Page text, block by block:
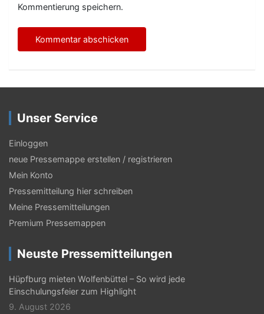
Kommentierung speichern.
Unser Service
Einloggen
neue Pressemappe erstellen / registrieren
Mein Konto
Pressemitteilung hier schreiben
Meine Pressemitteilungen
Premium Pressemappen
Neuste Pressemitteilungen
Hüpfburg mieten Wolfenbüttel – So wird jede
Einschulungsfeier zum Highlight
9. August 2026